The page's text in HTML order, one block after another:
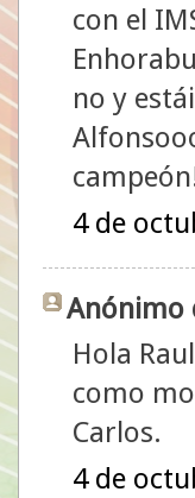
con el
no y
4 de
Anónimo
Hola
como
Carlos.
4 de